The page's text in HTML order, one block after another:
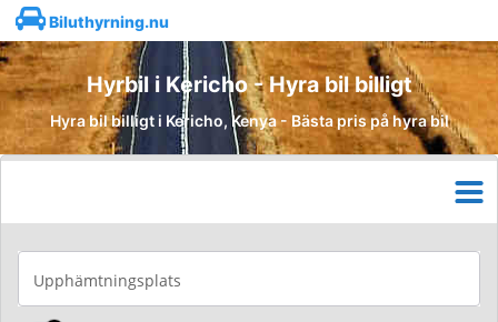
Biluthyrning.nu
Hyrbil i Kericho - Hyra bil billigt
Hyra bil billigt i Kericho, Kenya - Bästa pris på hyra bil
Upphämtningsplats